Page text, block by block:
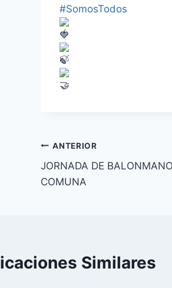
#SomosTodos
ANTERIOR
JORNADA DE
COMUNA
Similares